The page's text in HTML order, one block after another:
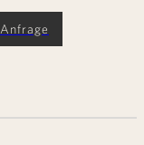
Anfrage